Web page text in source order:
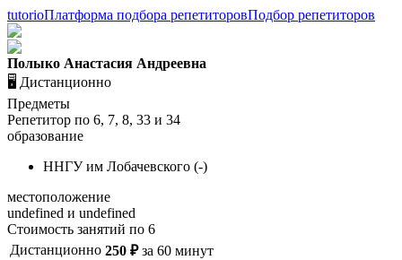
tutorioПлатформа подбора репетиторовПодбор репетиторов
Полыко Анастасия Андреевна
🖥️ Дистанционно
Предметы
Репетитор по 6, 7, 8, 33 и 34
образование
ННГУ им Лобачевского (-)
местоположение
undefined и undefined
Стоимость занятий по 6
Дистанционно 250 ₽ за 60 минут